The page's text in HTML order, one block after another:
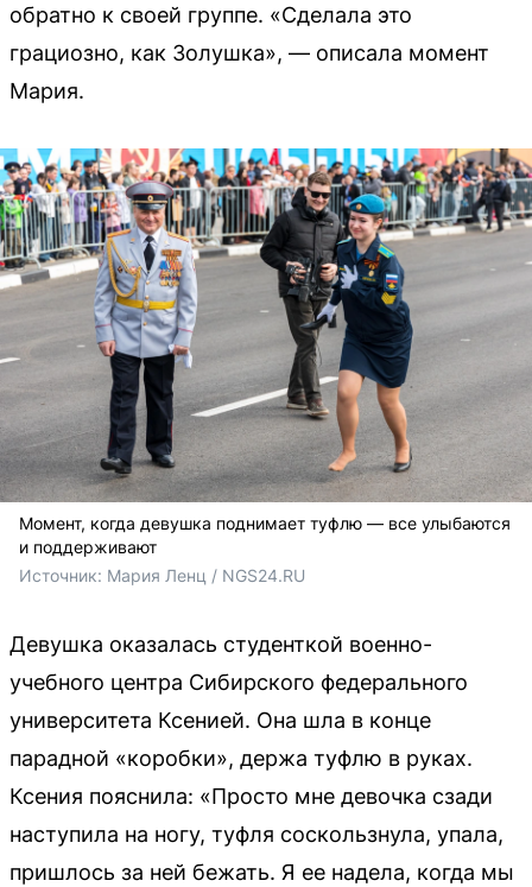
обратно к своей группе. «Сделала это
грациозно, как Золушка», — описала момент
Мария.
Момент, когда девушка поднимает туфлю — все улыбаются
и поддерживают
Источник: Мария Ленц / NGS24.RU
Девушка оказалась студенткой военно-
учебного центра Сибирского федерального
университета Ксенией. Она шла в конце
парадной «коробки», держа туфлю в руках.
Ксения пояснила: «Просто мне девочка сзади
наступила на ногу, туфля соскользнула, упала,
пришлось за ней бежать. Я ее надела, когда мы